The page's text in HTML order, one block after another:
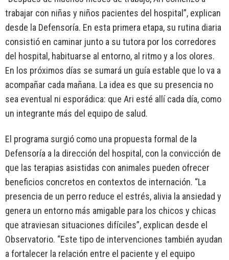
trabajar con niñas y niños pacientes del hospital”, explican
desde la Defensoría. En esta primera etapa, su rutina diaria
consistió en caminar junto a su tutora por los corredores
del hospital, habituarse al entorno, al ritmo y a los olores.
En los próximos días se sumará un guía estable que lo va a
acompañar cada mañana. La idea es que su presencia no
sea eventual ni esporádica: que Ari esté allí cada día, como
un integrante más del equipo de salud.
El programa surgió como una propuesta formal de la
Defensoría a la dirección del hospital, con la convicción de
que las terapias asistidas con animales pueden ofrecer
beneficios concretos en contextos de internación. “La
presencia de un perro reduce el estrés, alivia la ansiedad y
genera un entorno más amigable para los chicos y chicas
que atraviesan situaciones difíciles”, explican desde el
Observatorio. “Este tipo de intervenciones también ayudan
a fortalecer la relación entre el paciente y el equipo